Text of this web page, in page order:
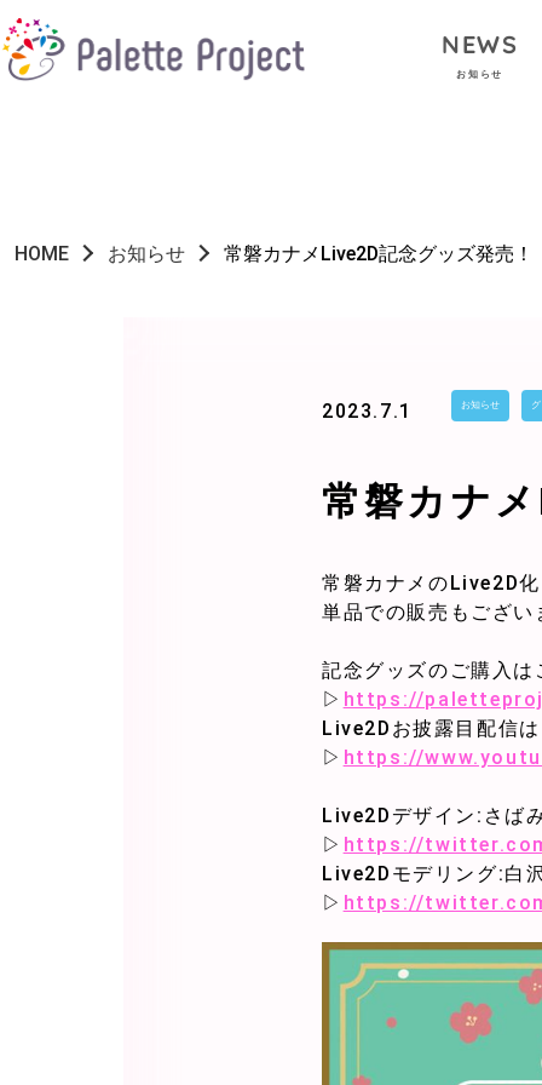
NEWS
お知らせ
HOME お知らせ 常磐カナメLive2D記念グッズ発売！
2023.7.1 お知らせ
常磐カナ
常磐カナメのLive2D
単品での販売もござ
記念グッズのご購入
▷ https://
Live2Dお披露目配信
▷ https://
Live2Dデザイン:さば
▷ https://
Live2Dモデリング:白
▷ https://